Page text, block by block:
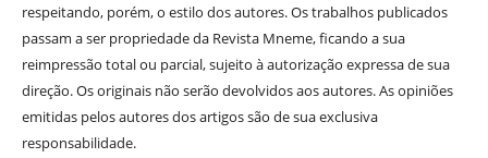
respeitando, porém, o estilo dos autores. Os trabalhos publicados
passam a ser propriedade da Revista Mneme, ficando a sua
reimpressão total ou parcial, sujeito à autorização expressa de sua
direção. Os originais não serão devolvidos aos autores. As opiniões
emitidas pelos autores dos artigos são de sua exclusiva
responsabilidade.